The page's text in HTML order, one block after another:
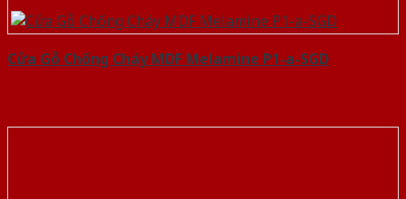
Cửa Gỗ Chống Cháy MDF Melamine P1-a-SGD